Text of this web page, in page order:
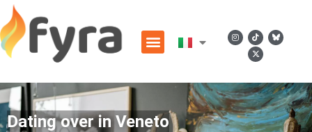
Dating over in Veneto